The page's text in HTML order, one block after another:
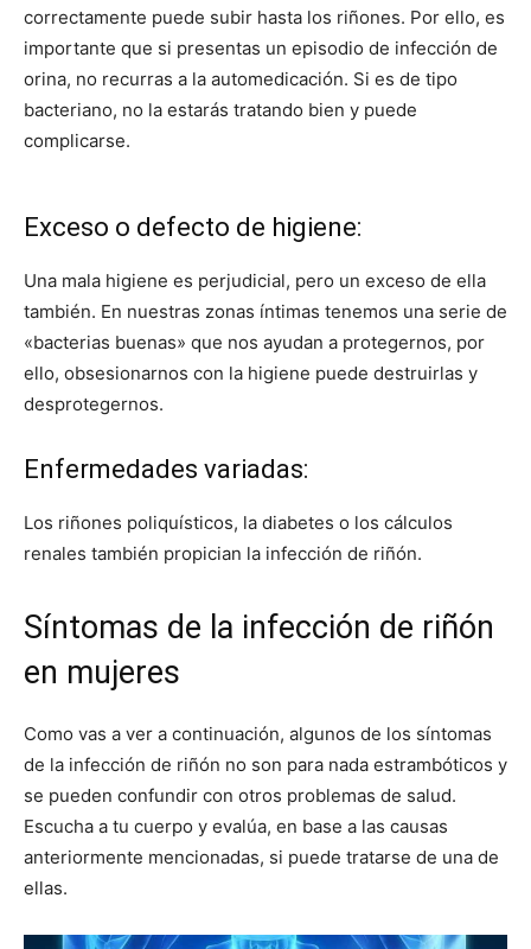
correctamente puede subir hasta los riñones. Por ello, es
importante que si presentas un episodio de infección de
orina, no recurras a la automedicación. Si es de tipo
bacteriano, no la estarás tratando bien y puede
complicarse.
Exceso o defecto de higiene:
Una mala higiene es perjudicial, pero un exceso de ella
también. En nuestras zonas íntimas tenemos una serie de
«bacterias buenas» que nos ayudan a protegernos, por
ello, obsesionarnos con la higiene puede destruirlas y
desprotegernos.
Enfermedades variadas:
Los riñones poliquísticos, la diabetes o los cálculos
renales también propician la infección de riñón.
Síntomas de la infección de riñón
en mujeres
Como vas a ver a continuación, algunos de los síntomas
de la infección de riñón no son para nada estrambóticos y
se pueden confundir con otros problemas de salud.
Escucha a tu cuerpo y evalúa, en base a las causas
anteriormente mencionadas, si puede tratarse de una de
ellas.